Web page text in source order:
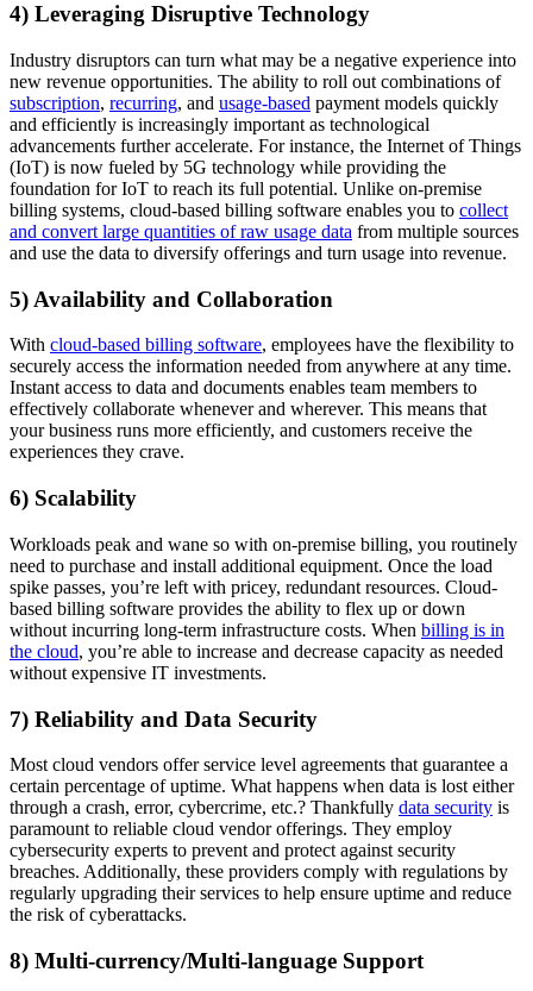
4) Leveraging Disruptive Technology
Industry disruptors can turn what may be a negative experience into
new revenue opportunities. The ability to roll out combinations of
subscription, recurring, and usage-based payment models quickly
and efficiently is increasingly important as technological
advancements further accelerate. For instance, the Internet of Things
(IoT) is now fueled by 5G technology while providing the
foundation for IoT to reach its full potential. Unlike on-premise
billing systems, cloud-based billing software enables you to collect
and convert large quantities of raw usage data from multiple sources
and use the data to diversify offerings and turn usage into revenue.
5) Availability and Collaboration
With cloud-based billing software, employees have the flexibility to
securely access the information needed from anywhere at any time.
Instant access to data and documents enables team members to
effectively collaborate whenever and wherever. This means that
your business runs more efficiently, and customers receive the
experiences they crave.
6) Scalability
Workloads peak and wane so with on-premise billing, you routinely
need to purchase and install additional equipment. Once the load
spike passes, you’re left with pricey, redundant resources. Cloud-
based billing software provides the ability to flex up or down
without incurring long-term infrastructure costs. When billing is in
the cloud, you’re able to increase and decrease capacity as needed
without expensive IT investments.
7) Reliability and Data Security
Most cloud vendors offer service level agreements that guarantee a
certain percentage of uptime. What happens when data is lost either
through a crash, error, cybercrime, etc.? Thankfully data security is
paramount to reliable cloud vendor offerings. They employ
cybersecurity experts to prevent and protect against security
breaches. Additionally, these providers comply with regulations by
regularly upgrading their services to help ensure uptime and reduce
the risk of cyberattacks.
8) Multi-currency/Multi-language Support